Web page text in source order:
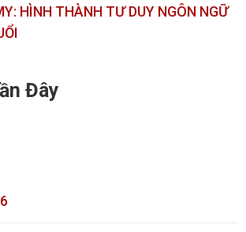
HÌNH THÀNH TƯ DUY NGÔN NGỮ
Đây